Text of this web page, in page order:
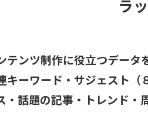
ラ
テンツ制作に役立つデータ
キーワード・サジェスト（
・話題の記事・トレンド・